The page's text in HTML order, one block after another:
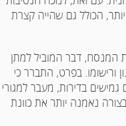
הכולל גם שהייה קצרת
המנסח, דבר המוביל למתן
ורישומו. בפרט, התברר כי
בדירות, מעבר למגורי
נאמנה יותר את כוונת